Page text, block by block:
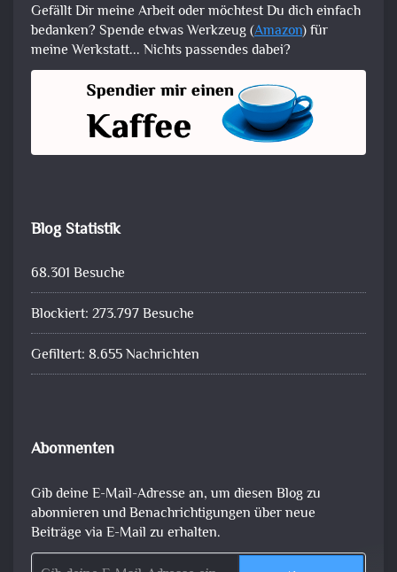
Gefällt Dir meine Arbeit oder möchtest Du dich einfach
bedanken? Spende etwas Werkzeug (Amazon) für
meine Werkstatt... Nichts passendes dabei?
Blog Statistik
68.301 Besuche
Blockiert: 273.797 Besuche
Gefiltert: 8.655 Nachrichten
Abonnenten
Gib deine E-Mail-Adresse an, um diesen Blog zu
abonnieren und Benachrichtigungen über neue
Beiträge via E-Mail zu erhalten.
Gib deine E-Mail-Adresse ein ...